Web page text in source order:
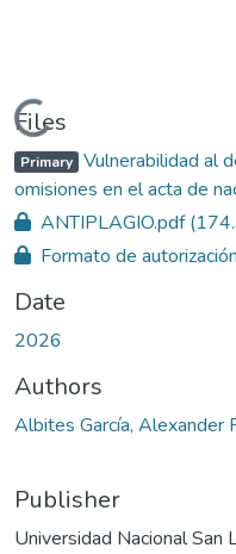
Files
Primary Vulnerabilidad al
omisiones en el acta de
ANTIPLAGIO.pdf
Formato de
Date
2026
Authors
Albites García, Alexander
Publisher
Universidad Nacional San